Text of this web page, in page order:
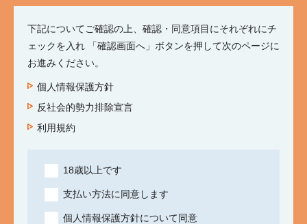
下記についてご確認の上、確認・同意項目にそれぞれにチ
ェックを入れ 「確認画面へ」ボタンを押して次のページに
お進みください。
個人情報保護方針
反社会的勢力排除宣言
利用規約
18歳以上です
支払い方法に同意します
個人情報保護方針について同意